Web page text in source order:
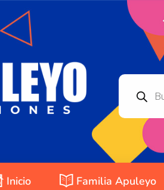
Inicio Familia Apuleyo